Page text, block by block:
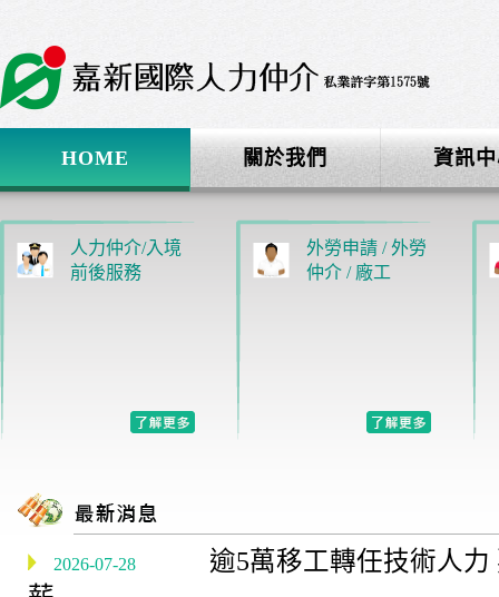
HOME 關於我們 資訊
人力仲介/入境
前後服務
外勞申請 / 外勞
仲介 / 廠工
2026-07-28 逾5萬移工轉任技術人